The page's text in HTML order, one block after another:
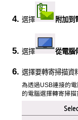
選擇 附加到
選擇 從電腦
選擇要轉寄掃描資
為透過USB連接的
的電腦選擇轉寄掃描